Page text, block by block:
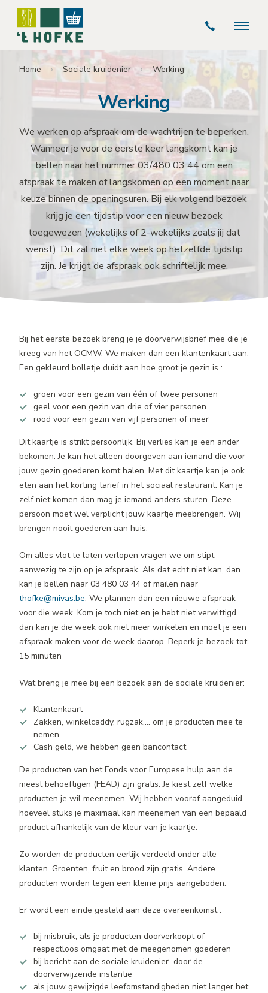
Home Sociale kruidenier Werking
Werking
We werken op afspraak om de wachtrijen te beperken.
Wanneer je voor de eerste keer langskomt kan je
bellen naar het nummer03/480 03 44 om een
afspraak te maken of langskomen op een moment naar
keuze binnen de openingsuren. Bij elk volgend bezoek
krijg je een tijdstip voor een nieuw bezoek
toegewezen (wekelijks of 2-wekelijks zoals jij dat
wenst). Dit zal niet elke week op hetzelfde tijdstip
zijn. Je krijgt de afspraak ook schriftelijk mee.
Bij het eerste bezoek breng je je doorverwijsbrief mee die je
kreeg van het OCMW. We maken dan een klantenkaart aan.
Een gekleurd bolletje duidt aan hoe groot je gezin is :
groen voor een gezin van één of twee personen
geel voor een gezin van drie of vier personen
rood voor een gezin van vijf personen of meer
Dit kaartje is strikt persoonlijk. Bij verlies kan je een ander
bekomen. Je kan het alleen doorgeven aan iemand die voor
jouw gezin goederen komt halen. Met dit kaartje kan je ook
eten aan het korting tarief in het sociaal restaurant. Kan je
zelf niet komen dan mag je iemand anders sturen. Deze
persoon moet wel verplicht jouw kaartje meebrengen. Wij
brengen nooit goederen aan huis.
Om alles vlot te laten verlopen vragen we om stipt
aanwezig te zijn op je afspraak. Als dat echt niet kan, dan
kan je bellen naar 03 480 03 44 of mailen naar
thofke@mivas.be. We plannen dan een nieuwe afspraak
voor die week. Kom je toch niet en je hebt niet verwittigd
dan kan je die week ook niet meer winkelen en moet je een
afspraak maken voor de week daarop. Beperk je bezoek tot
15 minuten
Wat breng je mee bij een bezoek aan de sociale kruidenier:
Klantenkaart
Zakken, winkelcaddy, rugzak,… om je producten mee te
nemen
Cash geld, we hebben geen bancontact
De producten van het Fonds voor Europese hulp aan de
meest behoeftigen (FEAD) zijn gratis. Je kiest zelf welke
producten je wil meenemen. Wij hebben vooraf aangeduid
hoeveel stuks je maximaal kan meenemen van een bepaald
product afhankelijk van de kleur van je kaartje.
Zo worden de producten eerlijk verdeeld onder alle
klanten. Groenten, fruit en brood zijn gratis. Andere
producten worden tegen een kleine prijs aangeboden.
Er wordt een einde gesteld aan deze overeenkomst :
bij misbruik, als je producten doorverkoopt of
respectloos omgaat met de meegenomen goederen
bij bericht aan de sociale kruidenier door de
doorverwijzende instantie
als jouw gewijzigde leefomstandigheden niet langer het